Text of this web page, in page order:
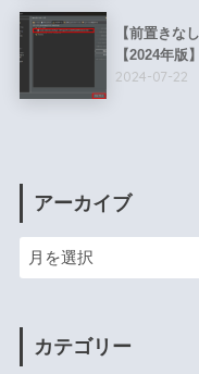
【前置きな
【2024年版】
2024-07-22
アーカイブ
カテゴリー